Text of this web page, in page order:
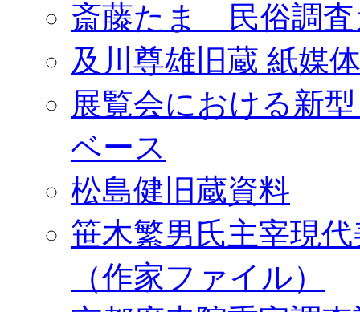
斎藤たま 民俗調査
及川尊雄旧蔵 紙媒
展覧会における新
ベース
松島健旧蔵資料
笹木繁男氏主宰現
（作家ファイル）